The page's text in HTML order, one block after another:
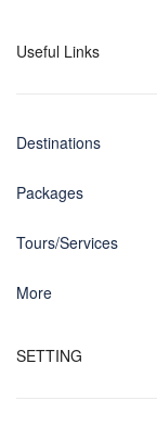
Useful Links
Destinations
Packages
Tours/Services
More
SETTING